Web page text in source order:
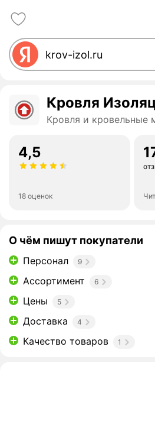
Кровля
Кровля и кровельные
4,5
18 оценок
О чём пишут покупатели
Персонал 9
Ассортимент 6
Цены 5
Доставка 4
Качество товаров 1